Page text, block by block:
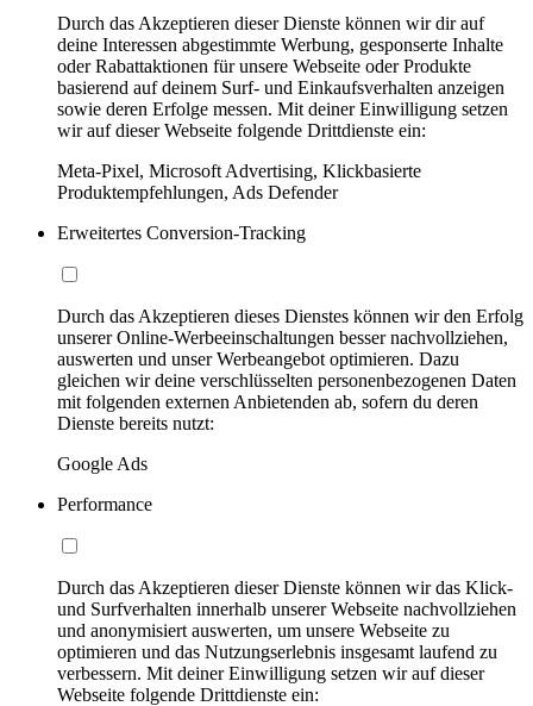
Durch das Akzeptieren dieser Dienste können wir dir auf
deine Interessen abgestimmte Werbung, gesponserte Inhalte
oder Rabattaktionen für unsere Webseite oder Produkte
basierend auf deinem Surf- und Einkaufsverhalten anzeigen
sowie deren Erfolge messen. Mit deiner Einwilligung setzen
wir auf dieser Webseite folgende Drittdienste ein:
Meta-Pixel, Microsoft Advertising, Klickbasierte
Produktempfehlungen, Ads Defender
Erweitertes Conversion-Tracking
Durch das Akzeptieren dieses Dienstes können wir den Erfolg
unserer Online-Werbeeinschaltungen besser nachvollziehen,
auswerten und unser Werbeangebot optimieren. Dazu
gleichen wir deine verschlüsselten personenbezogenen Daten
mit folgenden externen Anbietenden ab, sofern du deren
Dienste bereits nutzt:
Google Ads
Performance
Durch das Akzeptieren dieser Dienste können wir das Klick-
und Surfverhalten innerhalb unserer Webseite nachvollziehen
und anonymisiert auswerten, um unsere Webseite zu
optimieren und das Nutzungserlebnis insgesamt laufend zu
verbessern. Mit deiner Einwilligung setzen wir auf dieser
Webseite folgende Drittdienste ein: